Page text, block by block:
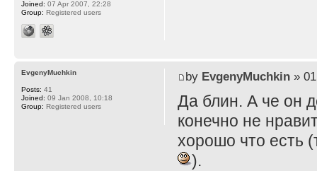
Joined: 07 Apr 2007, 22:28
Group: Registered users
by EvgenyMuchkin» 01
Да блин. А че он
конечно не
хорошо что есть
).
EvgenyMuchkin
Posts: 41
Joined: 09 Jan 2008, 10:18
Group: Registered users